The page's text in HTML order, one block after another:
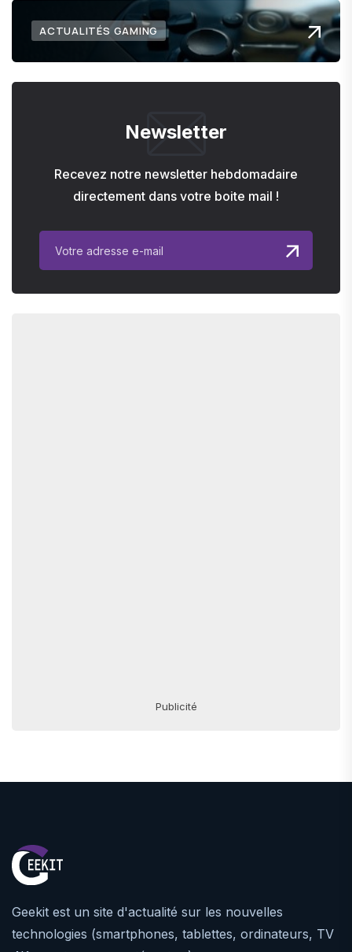
ACTUALITÉS GAMING
Newsletter
Recevez notre newsletter hebdomadaire
directement dans votre boite mail !
Publicité
Geekit est un site d'actualité sur les nouvelles
technologies (smartphones, tablettes, ordinateurs, TV